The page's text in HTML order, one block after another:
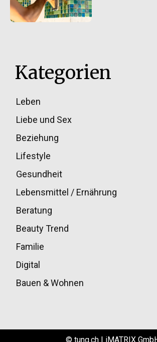
Kategorien
Leben
Liebe und Sex
Beziehung
Lifestyle
Gesundheit
Lebensmittel / Ernährung
Beratung
Beauty Trend
Familie
Digital
Bauen & Wohnen
© tung.ch | iMATRIX